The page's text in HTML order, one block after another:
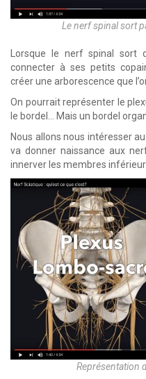
Le nerf spinal sort
Lorsque le nerf spinal sort
connecter à ses petits
créer une arborescence que
On pourrait représenter le
le bordel… Mais un bordel
Nous allons nous intéresser
va donner naissance aux
innerver les membres
Représentation